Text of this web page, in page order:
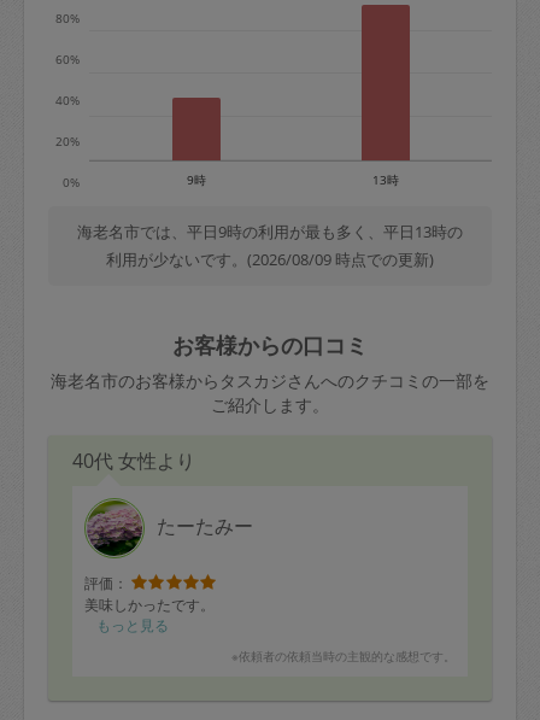
相当で料金設定されています。
0%
20%
40%
60%
80%
9時 13時
海老名市では、平日9時の利用が最も多く、平日13時の
利用が少ないです。(2026/08/09 時点での更新)
お客様からの口コミ
海老名市のお客様からタスカジさんへのクチコミの一部を
ご紹介します。
40代 女性より
たーたみー
評価：
美味しかったです。
もっと見る
※依頼者の依頼当時の主観的な感想です。